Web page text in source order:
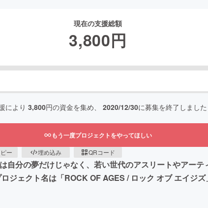
現在の支援総額
3,800円
により 3,800円の資金を集め、 2020/12/30に募集を終了しました
もう一度プロジェクトをやってほしい
ー 埋め込み QRコード
自分の夢だけじゃなく、若い世代のアスリートやアー
ジェクト名は「ROCK OF AGES / ロック オブ エイジ